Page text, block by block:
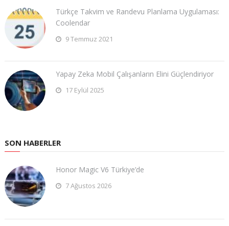
Türkçe Takvim ve Randevu Planlama Uygulaması:
Coolendar
9 Temmuz 2021
Yapay Zeka Mobil Çalışanların Elini Güçlendiriyor
17 Eylül 2025
SON HABERLER
Honor Magic V6 Türkiye’de
7 Ağustos 2026